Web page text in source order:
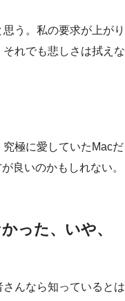
う。私の要求が上がり
れでも悲しさは拭えな
極に愛していたMacだ
良いのかもしれない。
った、いや、
んなら知っているとは